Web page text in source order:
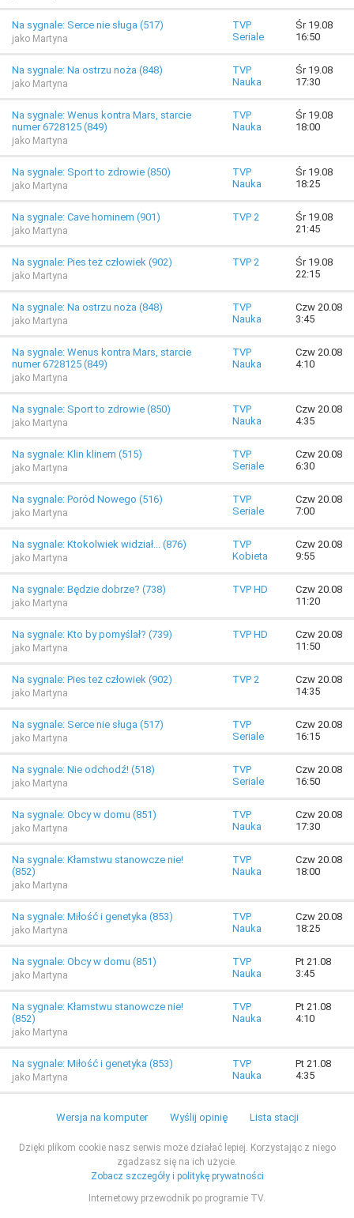
Na sygnale: Serce nie sługa (517)
jako Martyna
TVP
Seriale
Śr 19.08
16:50
Na sygnale: Na ostrzu noża (848)
jako Martyna
TVP
Nauka
Śr 19.08
17:30
Na sygnale: Wenus kontra Mars, starcie
numer 6728125 (849)
jako Martyna
TVP
Nauka
Śr 19.08
18:00
Na sygnale: Sport to zdrowie (850)
jako Martyna
TVP
Nauka
Śr 19.08
18:25
Na sygnale: Cave hominem (901)
jako Martyna
TVP 2
Śr 19.08
21:45
Na sygnale: Pies też człowiek (902)
jako Martyna
TVP 2
Śr 19.08
22:15
Na sygnale: Na ostrzu noża (848)
jako Martyna
TVP
Nauka
Czw 20.08
3:45
Na sygnale: Wenus kontra Mars, starcie
numer 6728125 (849)
jako Martyna
TVP
Nauka
Czw 20.08
4:10
Na sygnale: Sport to zdrowie (850)
jako Martyna
TVP
Nauka
Czw 20.08
4:35
Na sygnale: Klin klinem (515)
jako Martyna
TVP
Seriale
Czw 20.08
6:30
Na sygnale: Poród Nowego (516)
jako Martyna
TVP
Seriale
Czw 20.08
7:00
Na sygnale: Ktokolwiek widział... (876)
jako Martyna
TVP
Kobieta
Czw 20.08
9:55
Na sygnale: Będzie dobrze? (738)
jako Martyna
TVP HD
Czw 20.08
11:20
Na sygnale: Kto by pomyślał? (739)
jako Martyna
TVP HD
Czw 20.08
11:50
Na sygnale: Pies też człowiek (902)
jako Martyna
TVP 2
Czw 20.08
14:35
Na sygnale: Serce nie sługa (517)
jako Martyna
TVP
Seriale
Czw 20.08
16:15
Na sygnale: Nie odchodź! (518)
jako Martyna
TVP
Seriale
Czw 20.08
16:50
Na sygnale: Obcy w domu (851)
jako Martyna
TVP
Nauka
Czw 20.08
17:30
Na sygnale: Kłamstwu stanowcze nie!
(852)
jako Martyna
TVP
Nauka
Czw 20.08
18:00
Na sygnale: Miłość i genetyka (853)
jako Martyna
TVP
Nauka
Czw 20.08
18:25
Na sygnale: Obcy w domu (851)
jako Martyna
TVP
Nauka
Pt 21.08
3:45
Na sygnale: Kłamstwu stanowcze nie!
(852)
jako Martyna
TVP
Nauka
Pt 21.08
4:10
Na sygnale: Miłość i genetyka (853)
jako Martyna
TVP
Nauka
Pt 21.08
4:35
Wersja na komputer Wyślij opinię Lista stacji
Dzięki plikom cookie nasz serwis może działać lepiej. Korzystając z niego
zgadzasz się na ich użycie.
Zobacz szczegóły i politykę prywatności
Internetowy przewodnik po programie TV.